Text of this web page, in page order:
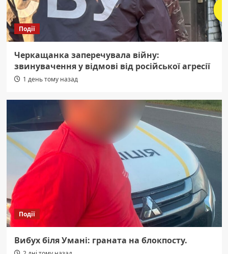
Події
Черкащанка заперечувала війну:
звинувачення у відмові від російської агресії
1 день тому назад
Події
Вибух біля Умані: граната на блокпосту.